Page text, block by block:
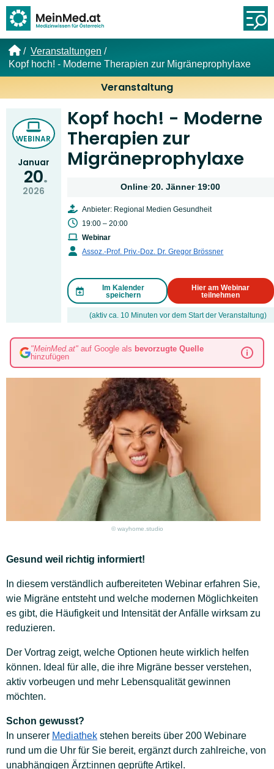
Veranstaltungen
Kopf hoch! - Moderne Therapien zur Migräneprophylaxe
Veranstaltung
WEBINAR
Januar
20
2026
Kopf hoch! - Moderne
Therapien zur
Migräneprophylaxe
Online·20. Jänner·19:00
Anbieter: Regional Medien Gesundheit
19:00 – 20:00
Webinar
Assoz.-Prof. Priv.-Doz. Dr. Gregor Brössner
Im Kalender
speichern
Hier am Webinar
teilnehmen
(aktiv ca. 10 Minuten vor dem Start der Veranstaltung)
"MeinMed.at" auf Google als bevorzugte Quelle
hinzufügen
© wayhome.studio
Gesund weil richtig informiert!
In diesem verständlich aufbereiteten Webinar erfahren Sie,
wie Migräne entsteht und welche modernen Möglichkeiten
es gibt, die Häufigkeit und Intensität der Anfälle wirksam zu
reduzieren.
Der Vortrag zeigt, welche Optionen heute wirklich helfen
können. Ideal für alle, die ihre Migräne besser verstehen,
aktiv vorbeugen und mehr Lebensqualität gewinnen
möchten.
Schon gewusst?
In unserer Mediathek stehen bereits über 200 Webinare
rund um die Uhr für Sie bereit, ergänzt durch zahlreiche, von
unabhängigen Ärzt:innen geprüfte Artikel.